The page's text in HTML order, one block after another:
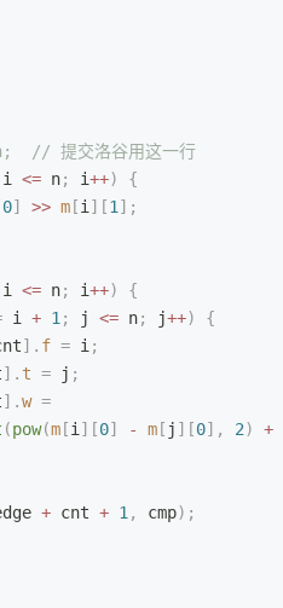
  // 提交洛谷用这一行
i <= n; i++)
{
0] >> m [i ][1 ];
i <= n; i++)
{
i + 1 ; j <= n; j++)
{
]. f = i ;
]. t = j ;
].w =
(pow(m [i ][0] - m [ j ][0], 2) +
+ cnt + 1 , cmp);